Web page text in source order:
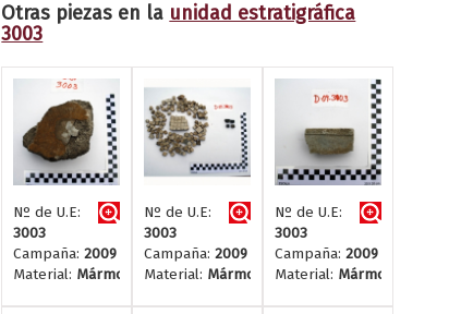
Otras piezas en la unidad estratigráfica
3003
Nº de U.E:
3003
Campaña:2009
Material: Mármol y estuco
Nº de U.E:
3003
Campaña:2009
Material: Mármol
Nº de U.E:
3003
Campaña:2009
Material: Mármol